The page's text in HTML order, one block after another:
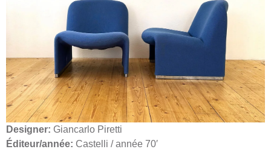
Designer: Giancarlo Piretti
Éditeur/année: Castelli / année 70′